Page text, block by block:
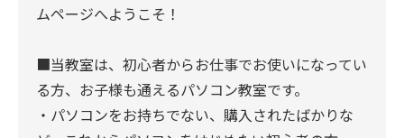
ムページへようこそ！
■当教室は、初心者からお仕事でお使いになってい
る方、お子様も通えるパソコン教室です。
・パソコンをお持ちでない、購入されたばかりな